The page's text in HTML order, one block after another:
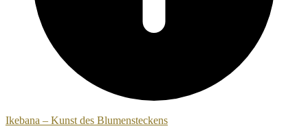
Ikebana – Kunst des Blumensteckens